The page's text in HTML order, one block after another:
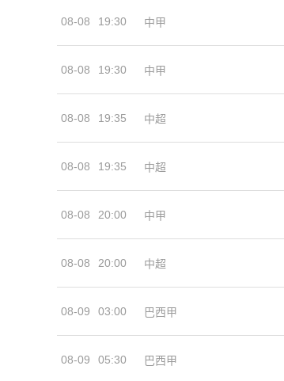
08-08 19:30 中甲
08-08 19:30 中甲
08-08 19:35 中超
08-08 19:35 中超
08-08 20:00 中甲
08-08 20:00 中超
08-09 03:00 巴西甲
08-09 05:30 巴西甲